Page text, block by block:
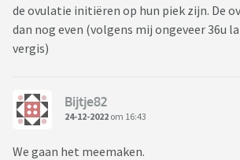
de ovulatie initiëren op hun piek zijn. De
dan nog even (volgens mij ongeveer 36u
vergis)
Bijtje82
24-12-2022 om 16:43
We gaan het meemaken.